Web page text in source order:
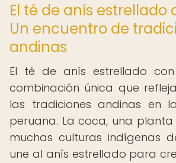
El té de anís estrellado
Un encuentro de
andinas
El té de anís estrellado
combinación única que
las tradiciones andinas en
peruana. La coca, una
muchas culturas indígenas
une al anís estrellado para